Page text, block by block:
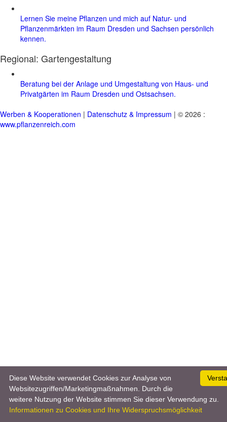
Lernen Sie meine Pflanzen und mich auf Natur- und
Pflanzenmärkten im Raum Dresden und Sachsen persönlich
kennen.
Regional: Gartengestaltung
Beratung bei der Anlage und Umgestaltung von Haus- und
Privatgärten im Raum Dresden und Ostsachsen.
Werben & Kooperationen | Datenschutz & Impressum | © 2026 :
www.pflanzenreich.com
Diese Website verwendet Cookies zur Analyse von
Websitezugriffen/Marketingmaßnahmen. Durch die
weitere Nutzung der Website stimmen Sie dieser Verwendung zu.
Informationen zu Cookies und Ihre Widerspruchsmöglichkeit